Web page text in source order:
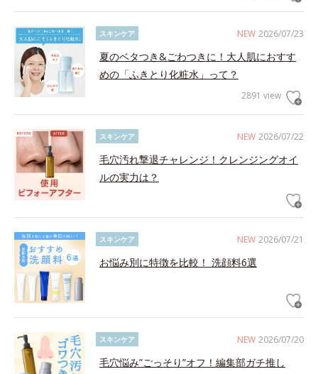
NEW 2026/07/23
スキンケア
夏のベタつき&ごわつきに！大人肌におすす
めの「ふきとり化粧水」って？
2891 view
NEW 2026/07/22
スキンケア
毛穴汚れ撃退チャレンジ！クレンジングオイ
ルの実力は？
NEW 2026/07/21
スキンケア
お悩み別に特徴を比較！ 洗顔料6選
NEW 2026/07/20
スキンケア
毛穴悩み”ごっそり”オフ！編集部ガチ推し